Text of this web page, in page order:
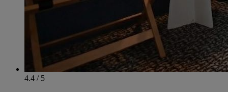
4.4 / 5